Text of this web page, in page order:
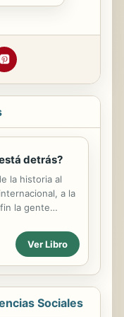
detrás?
la historia al
a la
la gente
o practica
encontrarás
mundo las
todo el
es? ¿Cómo
Ver Libro
Sociales